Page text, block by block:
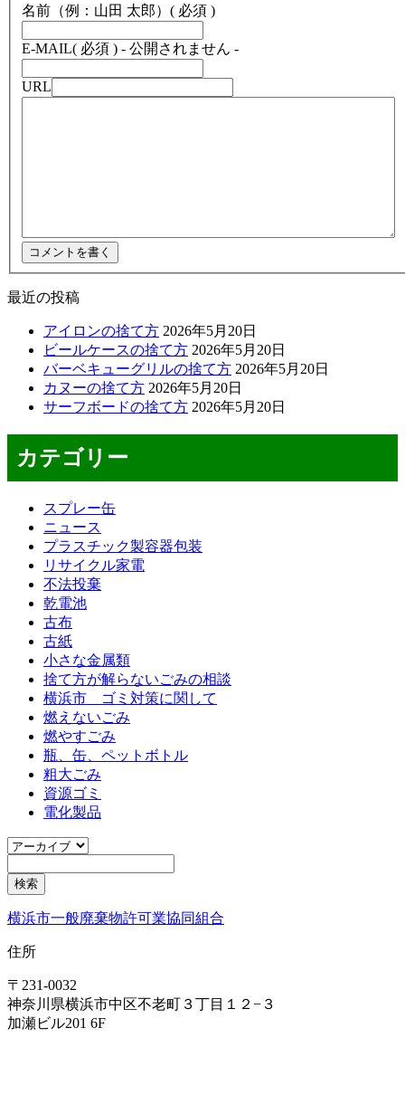
名前（例：山田 太郎） ( 必須 )
E-MAIL( 必須 ) - 公開されません -
URL
最近の投稿
アイロンの捨て方 2026年5月20日
ビールケースの捨て方 2026年5月20日
バーベキューグリルの捨て方 2026年5月20日
カヌーの捨て方 2026年5月20日
サーフボードの捨て方 2026年5月20日
カテゴリー
スプレー缶
ニュース
プラスチック製容器包装
リサイクル家電
不法投棄
乾電池
古布
古紙
小さな金属類
捨て方が解らないごみの相談
横浜市 ゴミ対策に関して
燃えないごみ
燃やすごみ
瓶、缶、ペットボトル
粗大ごみ
資源ゴミ
電化製品
横浜市一般廃棄物許可業協同組合
住所
〒231-0032
神奈川県横浜市中区不老町３丁目１２−３
加瀬ビル201 6F